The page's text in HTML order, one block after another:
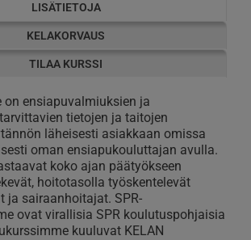
LISÄTIETOJA
KELAKORVAUS
TILAA KURSSI
on ensiapuvalmiuksien ja
tietojen ja taitojen
läheisesti asiakkaan omissa
oman ensiapukouluttajan avulla.
koko ajan päätyökseen
hoitotasolla työskentelevät
ja sairaanhoitajat. SPR-
ovat virallisia SPR koulutuspohjaisia
kuuluvat KELAN